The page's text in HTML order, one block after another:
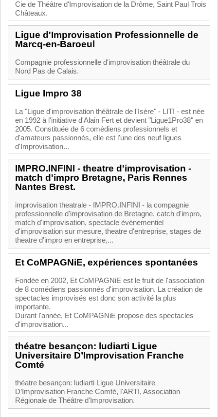
Cie de Théâtre d'Improvisation de la Drôme, Saint Paul Trois
Châteaux.
Ligue d'Improvisation Professionnelle de
Marcq-en-Baroeul
Compagnie professionnelle d'improvisation théâtrale du
Nord Pas de Calais.
Ligue Impro 38
La "Ligue d'improvisation théâtrale de l'Isère" - LITI - est née
en 1992 à l'initiative d'Alain Fert et devient "Ligue1Pro38" en
2005. Constituée de 6 comédiens professionnels et
d'amateurs passionnés, elle est l'une des neuf ligues
d'Improvisation...
IMPRO.INFINI - theatre d'improvisation -
match d'impro Bretagne, Paris Rennes
Nantes Brest.
improvisation theatrale - IMPRO.INFINI - la compagnie
professionnelle d'improvisation de Bretagne, catch d'impro,
match d'improvisation, spectacle événementiel
d'improvisation sur mesure, theatre d'entreprise, stages de
theatre d'impro en entreprise,...
Et CoMPAGNiE, expériences spontanées
Fondée en 2002, Et CoMPAGNiE est le fruit de l'association
de 8 comédiens passionnés d'improvisation. La création de
spectacles improvisés est donc son activité la plus
importante.
Durant l'année, Et CoMPAGNiE propose des spectacles
d'improvisation...
théatre besançon: ludiarti Ligue
Universitaire D’Improvisation Franche
Comté
théatre besançon: ludiarti Ligue Universitaire
D’Improvisation Franche Comté, l'ARTI, Association
Régionale de Théâtre d'Improvisation.